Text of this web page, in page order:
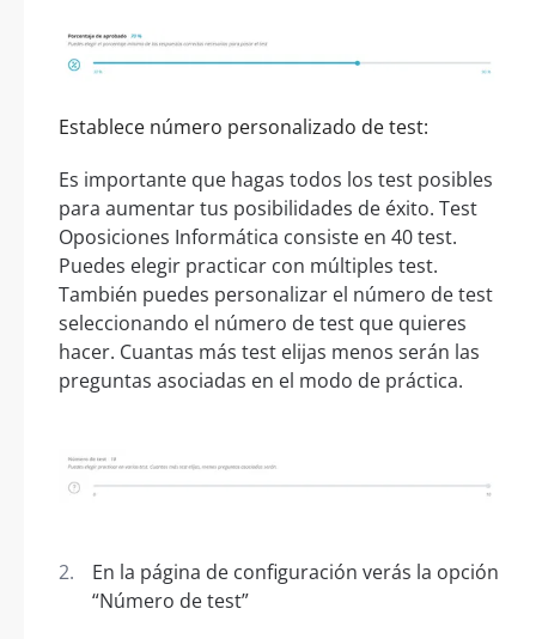
Establece número personalizado de test:
Es importante que hagas todos los test posibles
para aumentar tus posibilidades de éxito. Test
Oposiciones Informática consiste en 40 test.
Puedes elegir practicar con múltiples test.
También puedes personalizar el número de test
seleccionando el número de test que quieres
hacer. Cuantas más test elijas menos serán las
preguntas asociadas en el modo de práctica.
En la página de configuración verás la opción
“Número de test”